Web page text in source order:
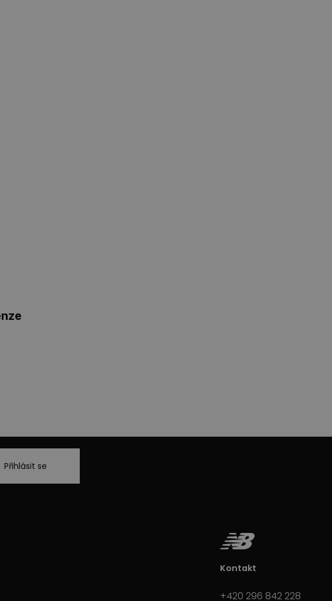
Přihlásit se
Kontakt
+420 296 842 228